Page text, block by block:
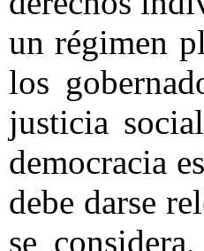
un régimen
los
justicia
democracia
debe darse
se